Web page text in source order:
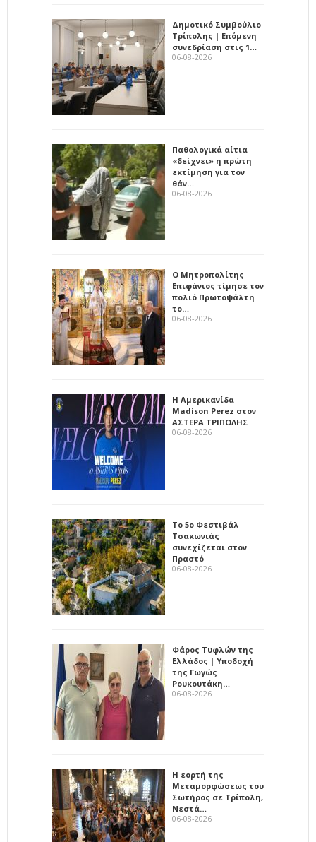
Δημοτικό Συμβούλιο
Τρίπολης | Επόμενη
συνεδρίαση στις 1…
06-08-2026
Παθολογικά αίτια
«δείχνει» η πρώτη
εκτίμηση για τον
θάν…
06-08-2026
Ο Μητροπολίτης
Επιφάνιος τίμησε τον
πολιό Πρωτοψάλτη
το…
06-08-2026
Η Αμερικανίδα
Madison Perez στον
ΑΣΤΕΡΑ ΤΡΙΠΟΛΗΣ
06-08-2026
Το 5ο Φεστιβάλ
Τσακωνιάς
συνεχίζεται στον
Πραστό
06-08-2026
Φάρος Τυφλών της
Ελλάδος | Υποδοχή
της Γωγώς
Ρουκουτάκη…
06-08-2026
Η εορτή της
Μεταμορφώσεως του
Σωτήρος σε Τρίπολη,
Νεστά…
06-08-2026